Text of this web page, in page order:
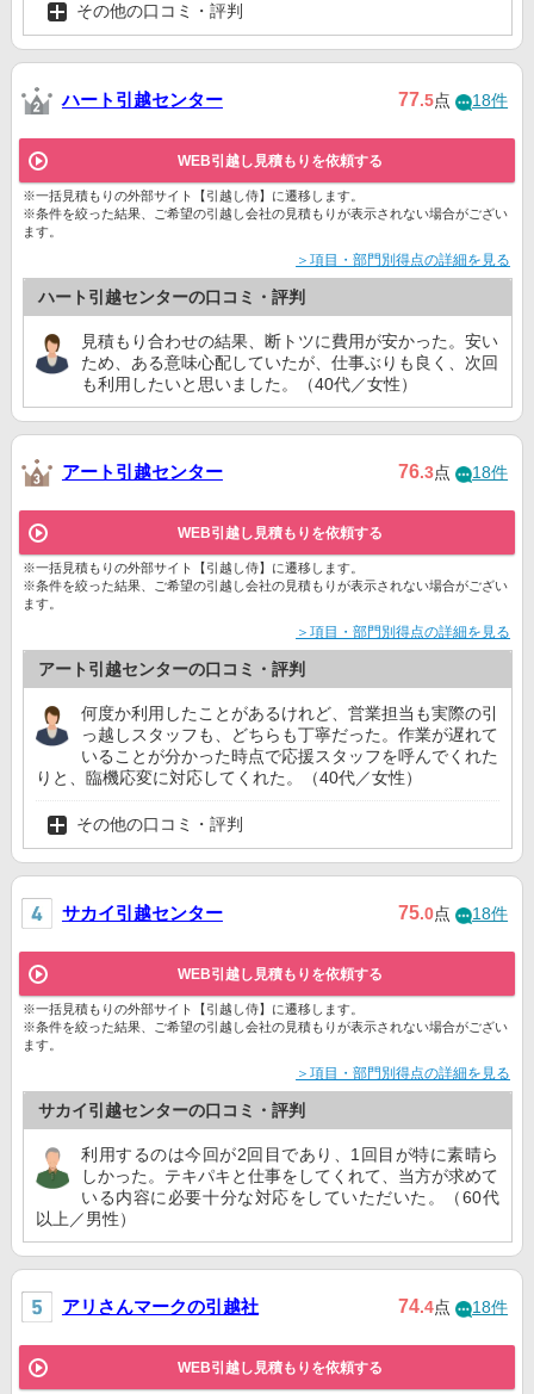
その他の口コミ・評判
ハート引越センター 77.5点 18件
WEB引越し見積もりを依頼する
※一括見積もりの外部サイト【引越し侍】に遷移します。
※条件を絞った結果、ご希望の引越し会社の見積もりが表示されない場合がござい
ます。
＞項目・部門別得点の詳細を見る
ハート引越センターの口コミ・評判
見積もり合わせの結果、断トツに費用が安かった。安い
ため、ある意味心配していたが、仕事ぶりも良く、次回
も利用したいと思いました。（40代／女性）
アート引越センター 76.3点 18件
WEB引越し見積もりを依頼する
※一括見積もりの外部サイト【引越し侍】に遷移します。
※条件を絞った結果、ご希望の引越し会社の見積もりが表示されない場合がござい
ます。
＞項目・部門別得点の詳細を見る
アート引越センターの口コミ・評判
何度か利用したことがあるけれど、営業担当も実際の引
っ越しスタッフも、どちらも丁寧だった。作業が遅れて
いることが分かった時点で応援スタッフを呼んでくれた
りと、臨機応変に対応してくれた。（40代／女性）
その他の口コミ・評判
サカイ引越センター 75.0点 18件
WEB引越し見積もりを依頼する
※一括見積もりの外部サイト【引越し侍】に遷移します。
※条件を絞った結果、ご希望の引越し会社の見積もりが表示されない場合がござい
ます。
＞項目・部門別得点の詳細を見る
サカイ引越センターの口コミ・評判
利用するのは今回が2回目であり、1回目が特に素晴ら
しかった。テキパキと仕事をしてくれて、当方が求めて
いる内容に必要十分な対応をしていただいた。（60代
以上／男性）
アリさんマークの引越社 74.4点 18件
WEB引越し見積もりを依頼する